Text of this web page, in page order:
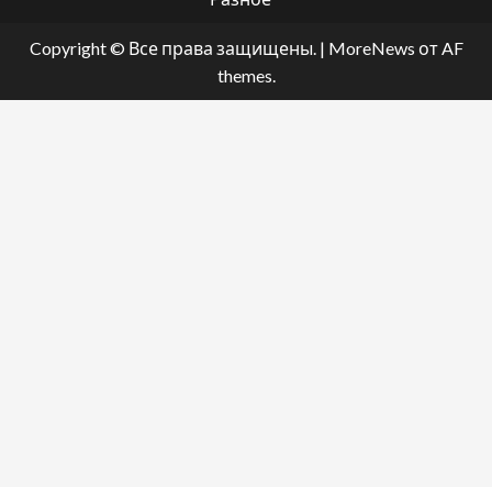
Copyright © Все права защищены. | MoreNews от AF
themes.